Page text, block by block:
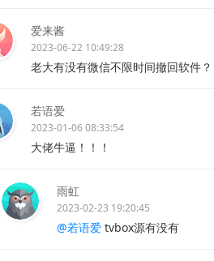
爱来酱
2023-06-22 10:49:28
老大有没有微信不限时间撤回软件？
若语爱
2023-01-06 08:33:54
大佬牛逼！！！
雨虹
2023-02-23 19:20:45
@若语爱 tvbox源有没有